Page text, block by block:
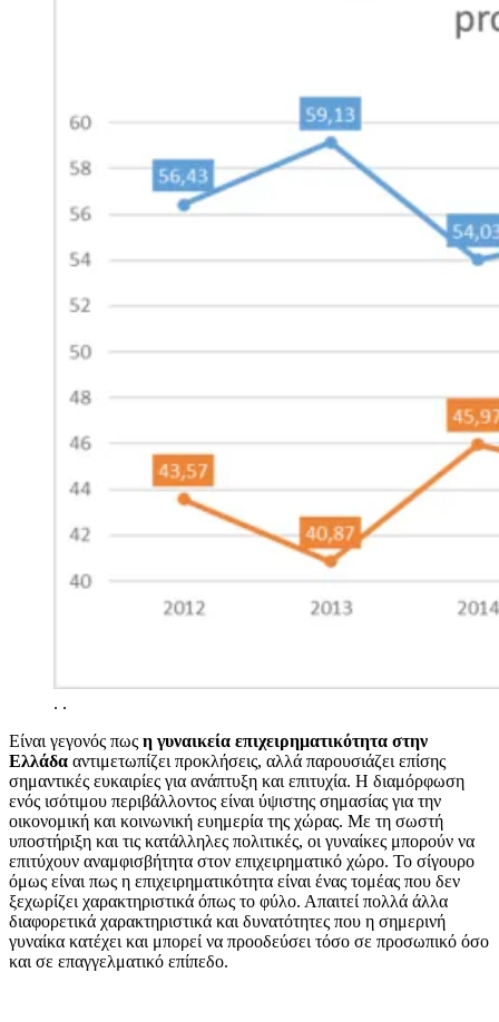
. .
Είναι γεγονός πως η γυναικεία επιχειρηματικότητα στην
Ελλάδα αντιμετωπίζει προκλήσεις, αλλά παρουσιάζει επίσης
σημαντικές ευκαιρίες για ανάπτυξη και επιτυχία. Η διαμόρφωση
ενός ισότιμου περιβάλλοντος είναι ύψιστης σημασίας για την
οικονομική και κοινωνική ευημερία της χώρας. Με τη σωστή
υποστήριξη και τις κατάλληλες πολιτικές, οι γυναίκες μπορούν να
επιτύχουν αναμφισβήτητα στον επιχειρηματικό χώρο. Το σίγουρο
όμως είναι πως η επιχειρηματικότητα είναι ένας τομέας που δεν
ξεχωρίζει χαρακτηριστικά όπως το φύλο. Απαιτεί πολλά άλλα
διαφορετικά χαρακτηριστικά και δυνατότητες που η σημερινή
γυναίκα κατέχει και μπορεί να προοδεύσει τόσο σε προσωπικό όσο
και σε επαγγελματικό επίπεδο.